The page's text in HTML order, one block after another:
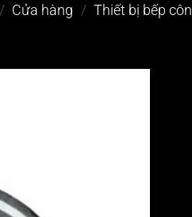
/ Cửa hàng / Thiết bị bếp